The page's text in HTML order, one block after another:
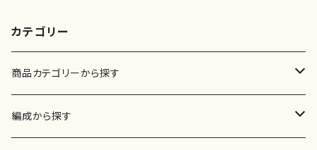
カテゴリー
商品カテゴリーから探す
楽譜
編成から探す